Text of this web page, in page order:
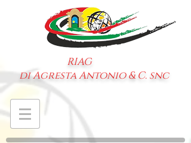
RIAG
di Agresta Antonio & C. snc